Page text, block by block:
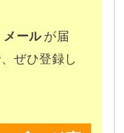
メール が届
ぜひ登録し